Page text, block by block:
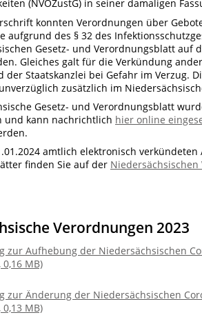
(NVOZustG) in seiner damaligen
konnten Verordnungen über
aufgrund des § 32 des
Gesetz- und Verordnungsblatt auf
Gleiches galt für die Verkündung
Staatskanzlei bei Gefahr im Verzug.
unverzüglich zusätzlich im
Gesetz- und Verordnungsblatt
und kann nachrichtlich hier online
amtlich elektronisch
finden Sie auf der
Verordnungen 2023
zur Aufhebung der Niedersächsischen
0,16 MB)
zur Änderung der Niedersächsischen
0,13 MB)